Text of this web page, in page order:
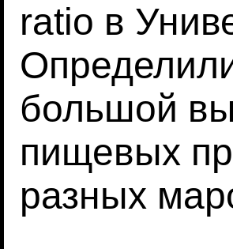
ratio в
большой
пищевых
разных